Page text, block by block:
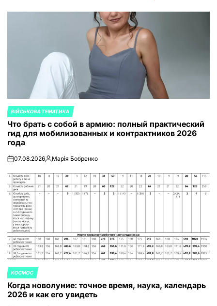
ОПУБЛИКОВАНО
В
ВІЙСЬКОВА ТЕМАТИКА
Что брать с собой в армию: полный практический
гид для мобилизованных и контрактников 2026
года
on07.08.2026Запись
Марія Бобренко
ОПУБЛИКОВАНО
В
КОСМОС
Когда новолуние: точное время, наука, календарь
2026 и как его увидеть